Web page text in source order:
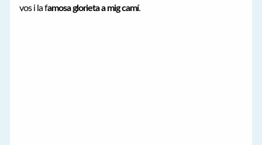
vos i la famosa glorieta a mig camí.